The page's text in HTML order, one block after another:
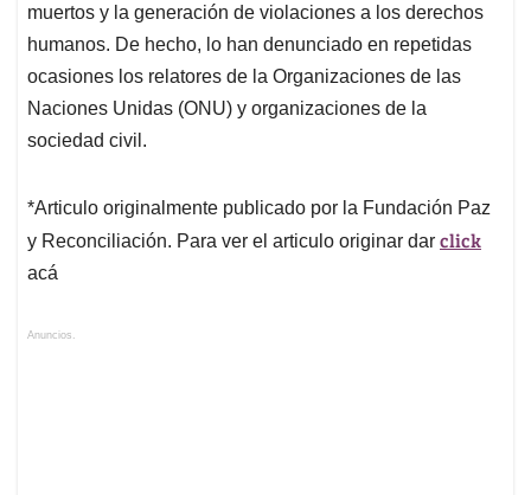
muertos y la generación de violaciones a los derechos
humanos. De hecho, lo han denunciado en repetidas
ocasiones los relatores de la Organizaciones de las
Naciones Unidas (ONU) y organizaciones de la
sociedad civil.
*Articulo originalmente publicado por la Fundación Paz
y Reconciliación. Para ver el articulo originar dar click
acá
Anuncios.